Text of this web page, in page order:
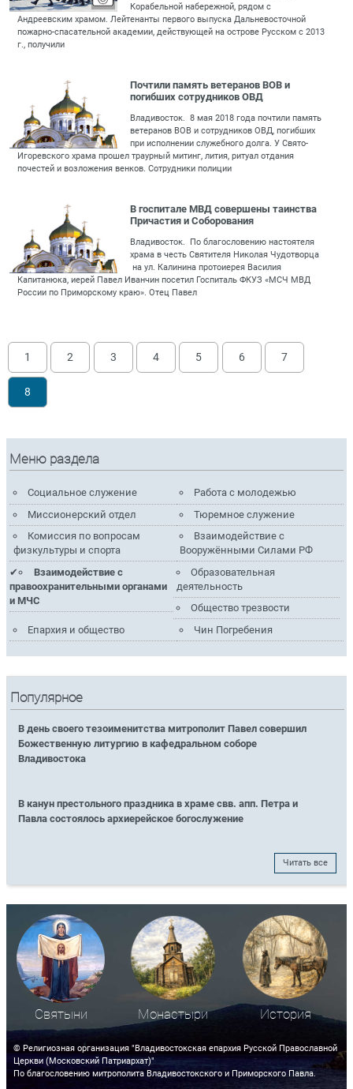
Корабельной набережной, рядом с
Андреевским храмом. Лейтенанты первого выпуска Дальневосточной
пожарно-спасательной академии, действующей на острове Русском с 2013
г., получили
Почтили память ветеранов ВОВ и
погибших сотрудников ОВД
Владивосток. 8 мая 2018 года почтили память
ветеранов ВОВ и сотрудников ОВД, погибших
при исполнении служебного долга. У Свято-
Игоревского храма прошел траурный митинг, лития, ритуал отдания
почестей и возложения венков. Сотрудники полиции
В госпитале МВД совершены таинства
Причастия и Соборования
Владивосток. По благословению настоятеля
храма в честь Святителя Николая Чудотворца
на ул. Калинина протоиерея Василия
Капитанюка, иерей Павел Иванчин посетил Госпиталь ФКУЗ «МСЧ МВД
России по Приморскому краю». Отец Павел
1 2 3 4 5 6 7
8
Меню раздела
Социальное служение
Работа с молодежью
Миссионерский отдел
Тюремное служение
Комиссия по вопросам
физкультуры и спорта
Взаимодействие с
Вооружёнными Силами РФ
Взаимодействие с
правоохранительными органами
и МЧС
Образовательная
деятельность
Общество трезвости
Епархия и общество
Чин Погребения
Популярное
В день своего тезоименитства митрополит Павел совершил
Божественную литургию в кафедральном соборе
Владивостока
В канун престольного праздника в храме свв. апп. Петра и
Павла состоялось архиерейское богослужение
Читать все
Святыни Монастыри История
© Религиозная организация "Владивостокская епархия Русской Православной
Церкви (Московский Патриархат)"
По благословению митрополита Владивостокского и Приморского Павла.